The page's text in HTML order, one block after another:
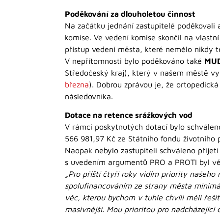
Poděkování za dlouholetou činnost
Na začátku jednání zastupitelé poděkovali
komise. Ve vedení komise skončil na
přístup vedení města, které nemělo nikdy
V nepřítomnosti bylo poděkováno také
Středočeský kraj), který v našem městě
března). Dobrou zprávou je, že
následovníka.
Dotace na retence srážkových vod
V rámci poskytnutých dotací bylo
566 981,97 Kč ze Státního fondu
Naopak nebylo zastupiteli schváleno
s uvedením argumentů PRO a PROTI byl
„Pro příští čtyři roky vidím priority našeho
spolufinancováním ze strany města
věc, kterou bychom v tuhle chvíli měli
masivnější. Mou prioritou pro